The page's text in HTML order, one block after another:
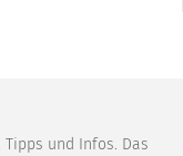
und Infos. Das